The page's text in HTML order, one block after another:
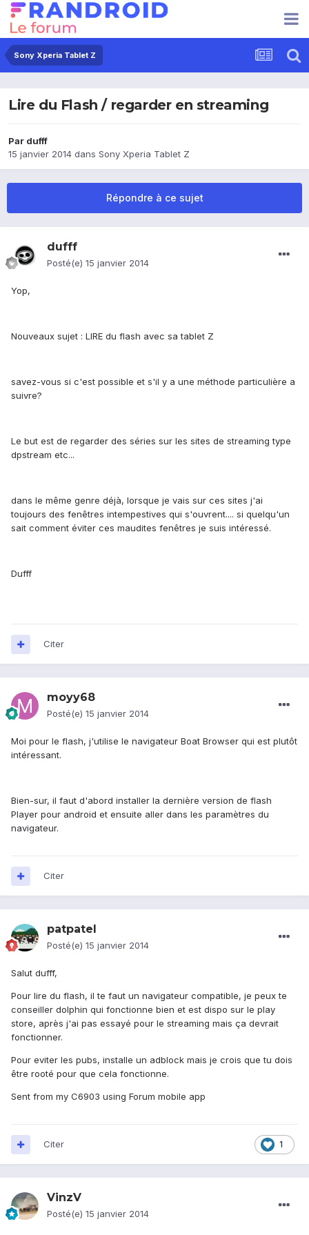
Sony Xperia Tablet Z
Lire du Flash / regarder en streaming
Par dufff
15 janvier 2014 dans Sony Xperia Tablet Z
Répondre à ce sujet
dufff
Posté(e) 15 janvier 2014
Yop,
Nouveaux sujet : LIRE du flash avec sa tablet Z
savez-vous si c'est possible et s'il y a une méthode particulière a
suivre?
Le but est de regarder des séries sur les sites de streaming type
dpstream etc...
dans le même genre déjà, lorsque je vais sur ces sites j'ai
toujours des fenêtres intempestives qui s'ouvrent.... si quelqu'un
sait comment éviter ces maudites fenêtres je suis intéressé.
Dufff
Citer
moyy68
Posté(e) 15 janvier 2014
Moi pour le flash, j'utilise le navigateur Boat Browser qui est plutôt
intéressant.
Bien-sur, il faut d'abord installer la dernière version de flash
Player pour android et ensuite aller dans les paramètres du
navigateur.
Citer
patpatel
Posté(e) 15 janvier 2014
Salut dufff,
Pour lire du flash, il te faut un navigateur compatible, je peux te
conseiller dolphin qui fonctionne bien et est dispo sur le play
store, après j'ai pas essayé pour le streaming mais ça devrait
fonctionner.
Pour eviter les pubs, installe un adblock mais je crois que tu dois
être rooté pour que cela fonctionne.
Sent from my C6903 using Forum mobile app
1
Citer
VinzV
Posté(e) 15 janvier 2014